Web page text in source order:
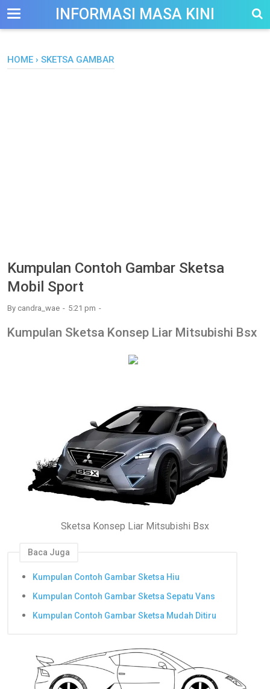
--> INFORMASI MASA KINI
HOME › SKETSA GAMBAR
Kumpulan Contoh Gambar Sketsa
Mobil Sport
By candra_wae 5:21 pm
Kumpulan Sketsa Konsep Liar Mitsubishi Bsx
Sketsa Konsep Liar Mitsubishi Bsx
Baca Juga
Kumpulan Contoh Gambar Sketsa Hiu
Kumpulan Contoh Gambar Sketsa Sepatu Vans
Kumpulan Contoh Gambar Sketsa Mudah Ditiru